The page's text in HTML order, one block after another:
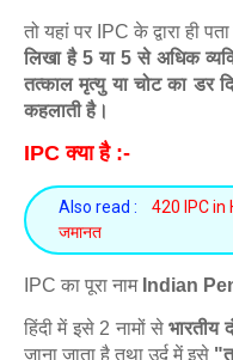
तो यहां पर IPC के द्वारा ही
लिखा है 5 या 5 से अधिक
तत्काल मृत्यु या चोट का डर
कहलाती है।
IPC क्या है :-
Also read :
420 IPC in
जमानत
IPC का पूरा नाम Indian
हिंदी में इसे 2 नामों सेभारतीय
जाना जाता है तथा उर्दू में इसे